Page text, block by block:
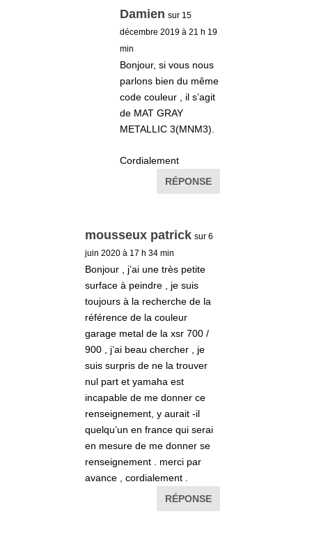
Damien sur 15
décembre 2019 à 21 h 19
min
Bonjour, si vous nous
parlons bien du même
code couleur , il s’agit
de MAT GRAY
METALLIC 3(MNM3).
Cordialement
RÉPONSE
mousseux patrick sur 6
juin 2020 à 17 h 34 min
Bonjour , j’ai une très petite
surface à peindre , je suis
toujours à la recherche de la
référence de la couleur
garage metal de la xsr 700 /
900 , j’ai beau chercher , je
suis surpris de ne la trouver
nul part et yamaha est
incapable de me donner ce
renseignement, y aurait -il
quelqu’un en france qui serai
en mesure de me donner se
renseignement . merci par
avance , cordialement .
RÉPONSE